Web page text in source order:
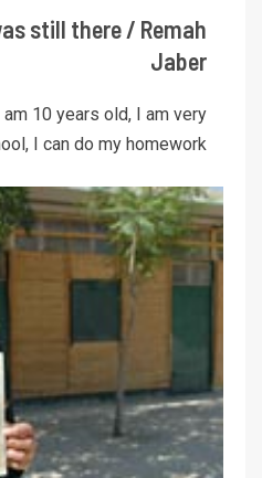
still there / Remah
Jaber
10 years old, I am very
I can do my homework...